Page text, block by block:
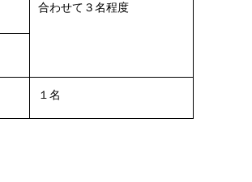
合わせて３名程度
１名